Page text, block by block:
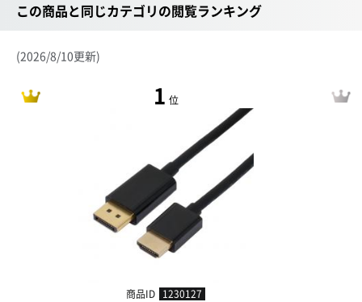
この商品と同じカテゴリの閲覧ランキング
(2026/8/10更新)
1 位
商品ID 1230127